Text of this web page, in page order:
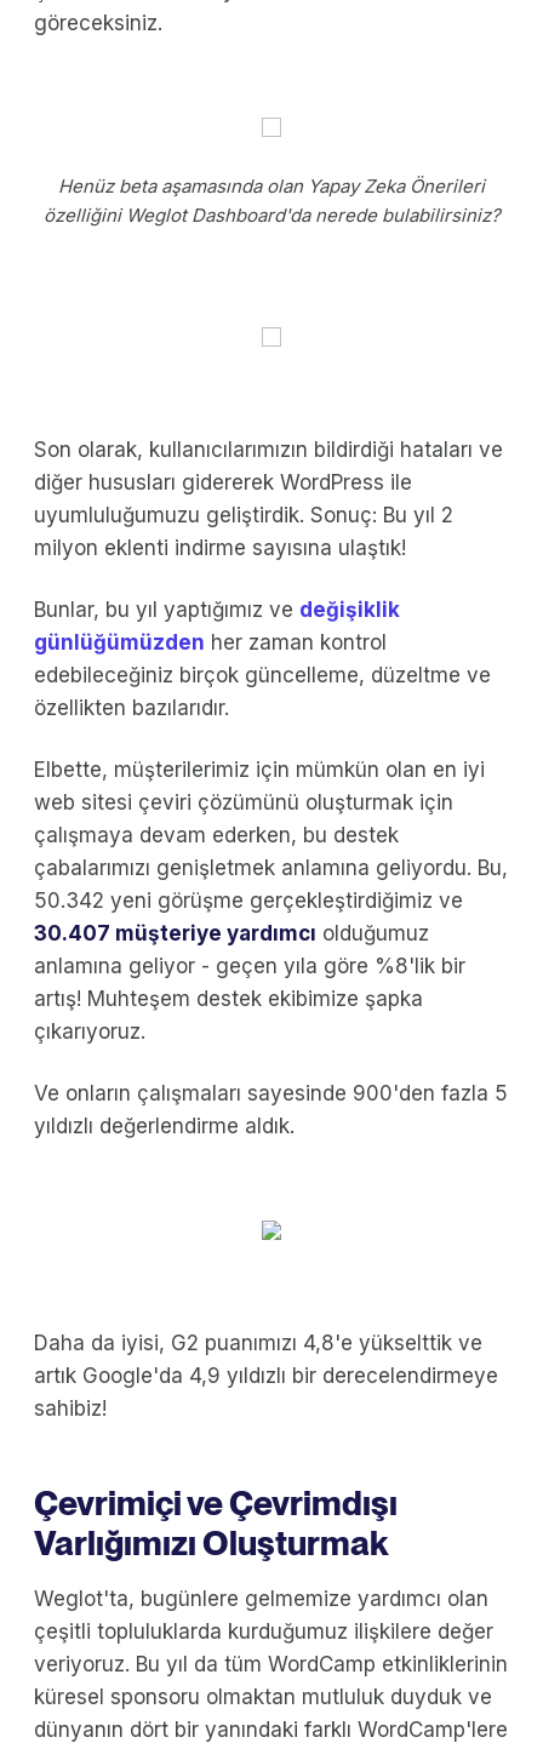
göreceksiniz.
Henüz beta aşamasında olan Yapay Zeka Önerileri
özelliğini Weglot Dashboard'da nerede bulabilirsiniz?
Son olarak, kullanıcılarımızın bildirdiği hataları ve
diğer hususları gidererek WordPress ile
uyumluluğumuzu geliştirdik. Sonuç: Bu yıl 2
milyon eklenti indirme sayısına ulaştık!
Bunlar, bu yıl yaptığımız ve değişiklik
günlüğümüzden her zaman kontrol
edebileceğiniz birçok güncelleme, düzeltme ve
özellikten bazılarıdır.
Elbette, müşterilerimiz için mümkün olan en iyi
web sitesi çeviri çözümünü oluşturmak için
çalışmaya devam ederken, bu destek
çabalarımızı genişletmek anlamına geliyordu. Bu,
50.342 yeni görüşme gerçekleştirdiğimiz ve
30.407 müşteriye yardımcı olduğumuz
anlamına geliyor - geçen yıla göre %8'lik bir
artış! Muhteşem destek ekibimize şapka
çıkarıyoruz.
Ve onların çalışmaları sayesinde 900'den fazla 5
yıldızlı değerlendirme aldık.
Daha da iyisi, G2 puanımızı 4,8'e yükselttik ve
artık Google'da 4,9 yıldızlı bir derecelendirmeye
sahibiz!
Çevrimiçi ve Çevrimdışı
Varlığımızı Oluşturmak
Weglot'ta, bugünlere gelmemize yardımcı olan
çeşitli topluluklarda kurduğumuz ilişkilere değer
veriyoruz. Bu yıl da tüm WordCamp etkinliklerinin
küresel sponsoru olmaktan mutluluk duyduk ve
dünyanın dört bir yanındaki farklı WordCamp'lere